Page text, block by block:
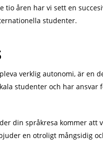
tio åren har vi sett en
studenter.
verklig autonomi, är en
studenter och har
din språkresa kommer
en otroligt mångsidig